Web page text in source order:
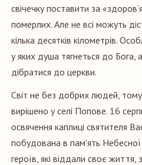
свічечку поставити за
померлих. Але не всі можуть
кілька десятків кілометрів.
у яких душа тягнеться до Бога,
дібратися до церкви.
Світ не без добрих людей,
вирішено у селі Попове. 16
освячення каплиці святителя
побудована в пам'ять Небесної
героїв, які віддали своє